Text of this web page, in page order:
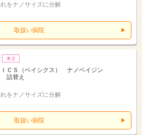
をナノサイズに分解
取扱い病院
ＩＣＳ（ベイシクス） ナノベイジン
詰替え
をナノサイズに分解
取扱い病院